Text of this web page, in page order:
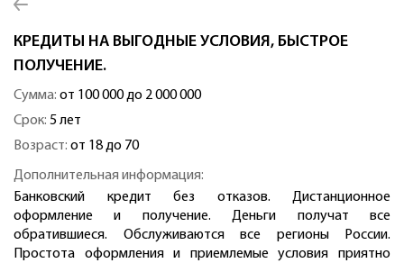
КРЕДИТЫ НА ВЫГОДНЫЕ УСЛОВИЯ, БЫСТРОЕ
ПОЛУЧЕНИЕ.
Сумма: от 100 000 до 2 000 000
Срок: 5 лет
Возраст: от 18 до 70
Дополнительная информация:
Банковский кредит без отказов. Дистанционное
оформление и получение. Деньги получат все
обратившиеся. Обслуживаются все регионы России.
Простота оформления и приемлемые условия приятно